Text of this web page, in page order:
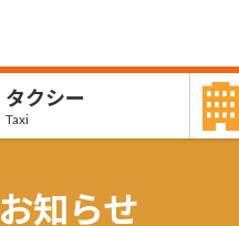
タクシー
Taxi
お知らせ